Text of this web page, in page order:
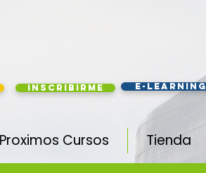
Inscribirme e-learning
Proximos Cursos Tienda